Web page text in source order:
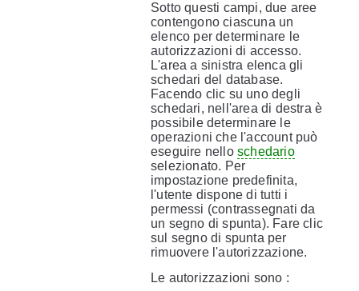
Sotto questi campi, due aree
contengono ciascuna un
elenco per determinare le
autorizzazioni di accesso.
L'area a sinistra elenca gli
schedari del database.
Facendo clic su uno degli
schedari, nell'area di destra è
possibile determinare le
operazioni che l'account può
eseguire nello schedario
selezionato. Per
impostazione predefinita,
l'utente dispone di tutti i
permessi (contrassegnati da
un segno di spunta). Fare clic
sul segno di spunta per
rimuovere l'autorizzazione.
Le autorizzazioni sono :